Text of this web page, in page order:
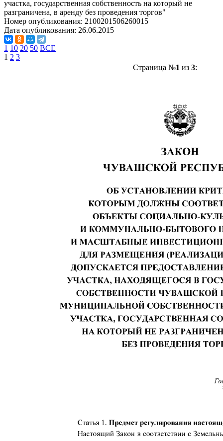
участка, государственная собственность на который не
разграничена, в аренду без проведения торгов"
Номер опубликования: 2100201506260015
Дата опубликования: 26.06.2015
1 10 20 50 ВСЕ
1 2 3
Страница №1 из 3: